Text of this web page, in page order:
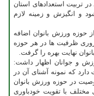
تربیت استعدادهای استان
و انگیزش و زمینه لازم
حوزه ورزش بانوان اضافه
ظرفیت ها در هر حوزه
نهایت بهره را گرفت.
و جوانان اظهار داشت:
که نمونه آشنای آن در
در حوزه ورزش بانوان
با تقویت خودباوری